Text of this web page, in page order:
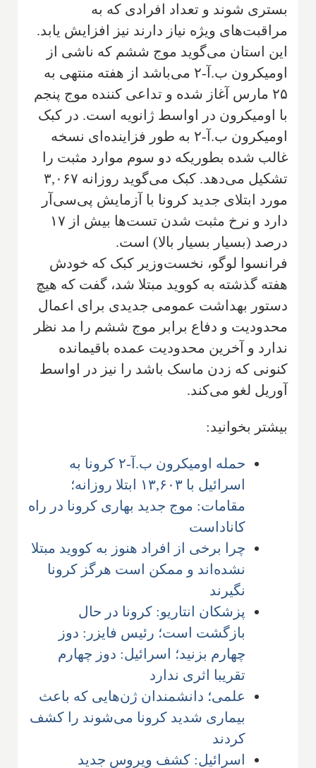
بستری شوند و تعداد افرادی که به
مراقبت‌های ویژه نیاز دارند نیز افزایش یابد.
این استان می‌گوید موج ششم که ناشی از
اومیکرون ب.آ-۲ می‌باشد از هفته منتهی به
۲۵ مارس آغاز شده و تداعی کننده موج پنجم
با اومیکرون در اواسط ژانویه است. در کبک
اومیکرون ب.آ-۲ به طور فزاینده‌ای نسخه
غالب شده بطوریکه دو سوم موارد مثبت را
تشکیل می‌دهد. کبک می‌گوید روزانه ۳,۰۶۷
مورد ابتلای جدید کرونا با آزمایش پی‌سی‌آر
دارد و نرخ مثبت شدن تست‌ها بیش از ۱۷
درصد (بسیار بسیار بالا) است.
فرانسوا لوگو، نخست‌وزیر کبک که خودش
هفته گذشته به کووید مبتلا شد، گفت که هیچ
دستور بهداشت عمومی جدیدی برای اعمال
محدودیت و دفاع برابر موج ششم را مد نظر
ندارد و آخرین محدودیت عمده باقیمانده
کنونی که زدن ماسک باشد را نیز در اواسط
آوریل لغو می‌کند.
بیشتر بخوانید:
حمله اومیکرون ب.آ-۲ کرونا به
اسرائیل با ۱۳,۶۰۳ ابتلا روزانه؛
مقامات: موج جدید بهاری کرونا در راه
کاناداست
چرا برخی از افراد هنوز به کووید مبتلا
نشده‌اند و ممکن است هرگز کرونا
نگیرند
پزشکان انتاریو: کرونا در حال
بازگشت است؛ رئیس فایزر: دوز
چهارم بزنید؛ اسرائیل: دوز چهارم
تقریبا اثری ندارد
علمی؛ دانشمندان ژن‌هایی که باعث
بیماری شدید کرونا می‌شوند را کشف
کردند
اسرائیل: کشف ویروس جدید